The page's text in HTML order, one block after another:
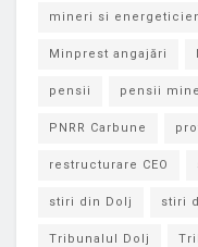
mineri si
Minprest angajări
pensii pensii
PNRR Carbune
restructurare CEO
stiri din Dolj stiri
Tribunalul Dolj